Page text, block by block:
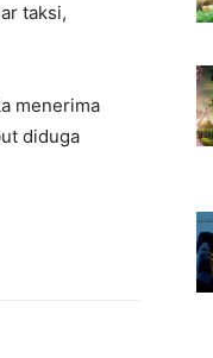
taksi,
menerima
diduga